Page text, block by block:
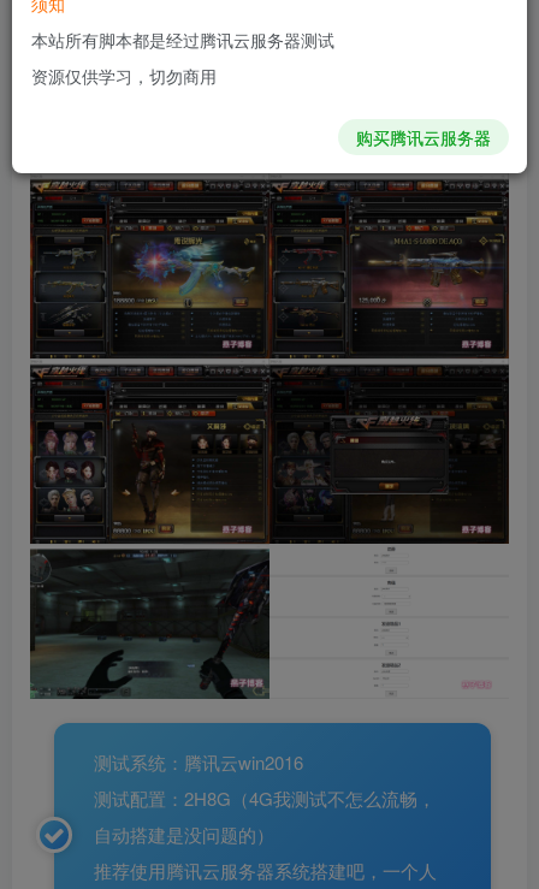
测试系统：腾讯云win2016
测试配置：2H8G（4G我测试不怎么流畅，
自动搭建是没问题的）
推荐使用腾讯云服务器系统搭建吧，一个人
本站所有脚本都是经过腾讯云服务器测试
资源仅供学习，切勿商用
购买腾讯云服务器